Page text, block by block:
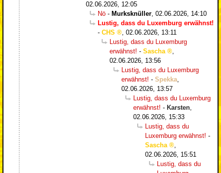
02.06.2026, 12:05
Nö - Murksknüller, 02.06.2026, 14:10
Lustig, dass du Luxemburg erwähnst!
- CHS , 02.06.2026, 13:11
Lustig, dass du Luxemburg
erwähnst! - Sascha
,
02.06.2026, 13:56
Lustig, dass du Luxemburg
erwähnst! - Spekka,
02.06.2026, 13:57
Lustig, dass du Luxemburg
erwähnst! - Karsten,
02.06.2026, 15:33
Lustig, dass du
Luxemburg erwähnst! -
Sascha
,
02.06.2026, 15:51
Lustig, dass du